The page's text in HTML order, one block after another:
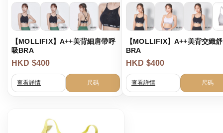
【MOLLIFIX】A++美背細肩帶呼
吸BRA
HKD $400
查看詳情 尺碼
【MOLLIFIX】A++美背交織
BRA
HKD $400
查看詳情 尺碼
港澳中文
English